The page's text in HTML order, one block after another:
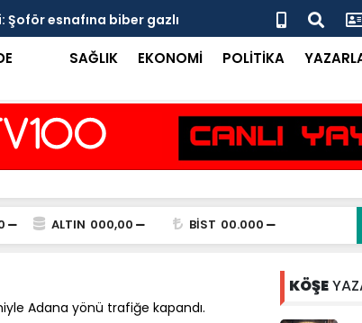
esnafına biber gazlı
Mersin Sinema Ofisi
SAĞLIK EKONOMİ POLİTİKA
ALTIN 000,00 BİST 00.000
Adana yönü trafiğe kapandı.
KÖŞE